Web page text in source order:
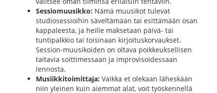
Sessiomuusikko: Nämä muusikot tulevat
studiosessioihin säveltämään tai esittämään osan
kappaleesta, ja heille maksetaan päivä- tai
tuntipalkkio tai toisinaan kirjoituskorvaukset.
Session-muusikoiden on oltava poikkeuksellisen
taitavia soittimessaan ja improvisoidessaan
lennosta.
Musiikkitoimittaja: Vaikka et olekaan läheskään
niin yleinen kuin aiemmat alat, voit työskennellä